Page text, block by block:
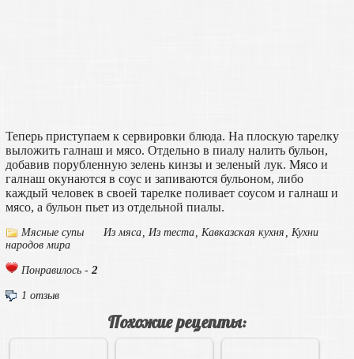
Теперь приступаем к сервировки блюда. На плоскую тарелку
выложить галнаш и мясо. Отдельно в пиалу налить бульон,
добавив порубленную зелень кинзы и зеленый лук. Мясо и
галнаш окунаются в соус и запиваются бульоном, либо
каждый человек в своей тарелке поливает соусом и галнаш и
мясо, а бульон пьет из отдельной пиалы.
Мясные супы Из мяса, Из теста, Кавказская кухня , Кухни
народов мира
Понравилось -2
1 отзыв
Похожие рецепты: